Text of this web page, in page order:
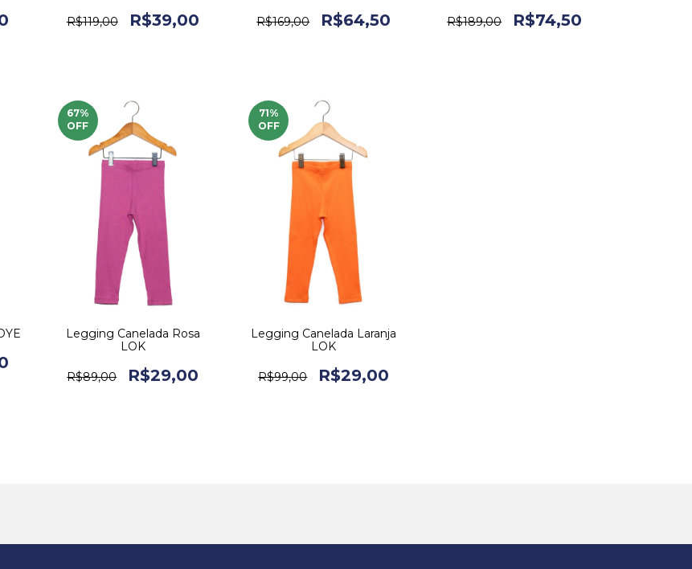
R$119,00 R$39,00 R$169,00 R$64,50 R$189,00 R$74,50
67%
OFF
Legging Canelada Rosa
LOK
R$89,00 R$29,00
71%
OFF
Legging Canelada Laranja
LOK
R$99,00 R$29,00